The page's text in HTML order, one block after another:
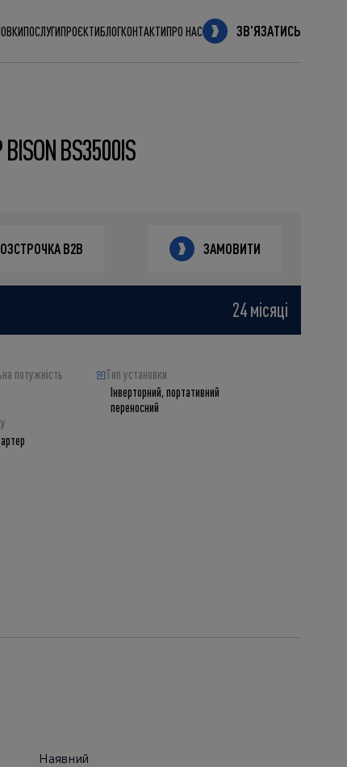
ПОСЛУГИПРОЄКТИБЛОГКОНТАКТИПРО НАС ЗВʼЯЗАТИСЬ
BS3500IS
B2B ЗАМОВИТИ
24 місяці
потужність
Тип установки
Інверторний, портативний
переносний
Наявний